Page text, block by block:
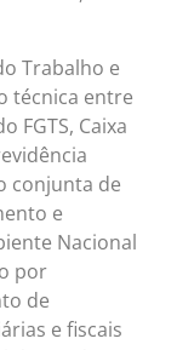
Trabalho e
técnica entre
FGTS, Caixa
conjunta de
e
Nacional
por
de
e fiscais